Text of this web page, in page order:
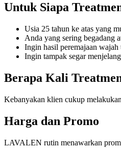
Untuk Siapa
Usia 25 tahun ke atas yang
Anda yang sering begadang
Ingin hasil peremajaan wajah
Ingin tampak segar
Berapa Kali
Kebanyakan klien cukup
Harga dan Promo
LAVALEN rutin menawarkan